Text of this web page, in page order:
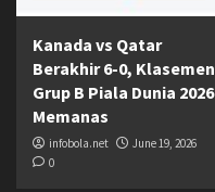
Kanada vs Qatar
Berakhir 6-0, Klasemen
Grup B Piala Dunia 2026
Memanas
infobola.net
June 19, 2026
0